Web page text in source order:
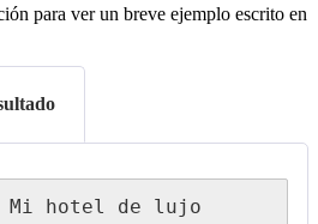
ón para ver un breve ejemplo escrito en
Mi hotel de
lujo